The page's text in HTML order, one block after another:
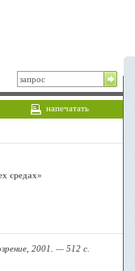
напечатать
средах»
2001. — 512 с.